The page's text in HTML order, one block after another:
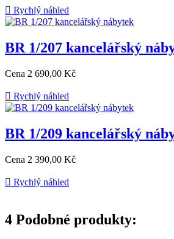
 Rychlý náhled
BR 1/207 kancelářský
Cena 2 690,00 Kč
 Rychlý náhled
BR 1/209 kancelářský
Cena 2 390,00 Kč
 Rychlý náhled
4 Podobné produkty: